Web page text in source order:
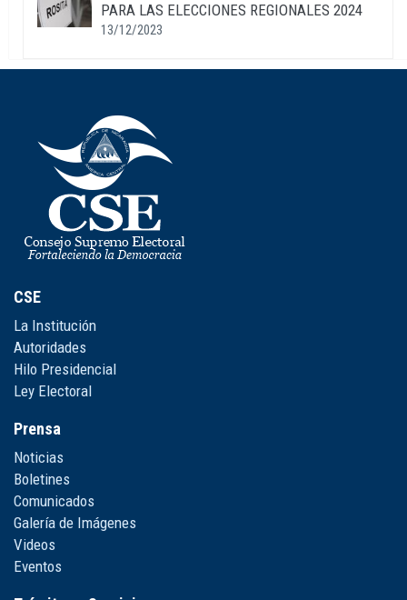
PARA LAS ELECCIONES REGIONALES 2024
13/12/2023
CSE
La Institución
Autoridades
Hilo Presidencial
Ley Electoral
Prensa
Noticias
Boletines
Comunicados
Galería de Imágenes
Videos
Eventos